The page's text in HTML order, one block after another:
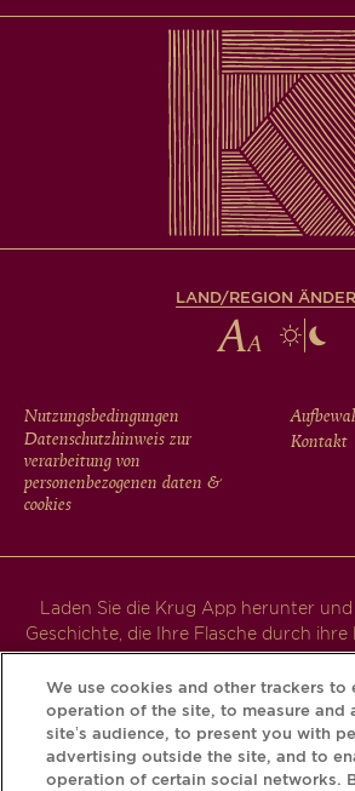
LAND/REGION
FOOTER
MENU
Nutzungsbedingungen
Datenschutzhinweis zur
verarbeitung von
personenbezogenen daten &
cookies
Kontakt
Laden Sie die Krug App herunter
Geschichte, die Ihre Flasche durch
hat.
We use cookies and other trackers to
operation of the site, to measure and
site’s audience, to present you with
advertising outside the site, and to
operation of certain social networks.